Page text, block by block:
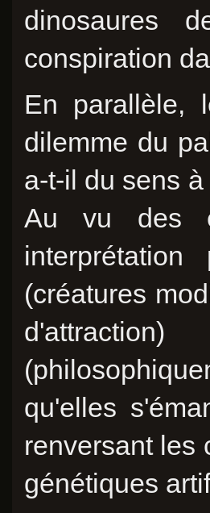
dinosaures
conspiration
En parallèle,
dilemme du
a-t-il du sens
Au vu des
(créatures
qu'elles
renversant les
génétiques